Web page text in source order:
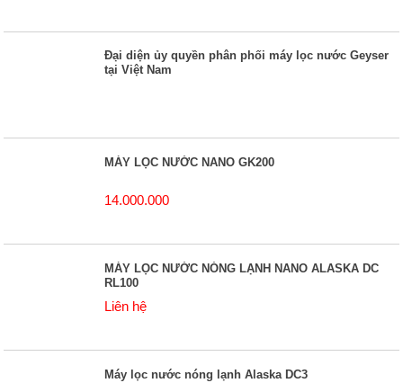
Đại diện ủy quyền phân phối máy lọc nước Geyser
tại Việt Nam
MÁY LỌC NƯỚC NANO GK200
14.000.000
MÁY LỌC NƯỚC NÓNG LẠNH NANO ALASKA DC
RL100
Liên hệ
Máy lọc nước nóng lạnh Alaska DC3